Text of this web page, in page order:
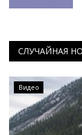
СЛУЧАЙНАЯ
Видео